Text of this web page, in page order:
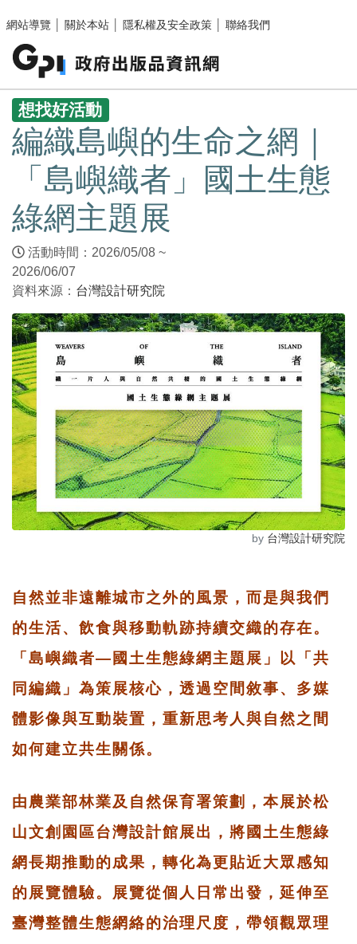
網站導覽
關於本站 隱私權及安全政策 聯絡我們
:::
想找好活動
編織島嶼的生命之網｜
「島嶼織者」國土生態
綠網主題展
活動時間：2026/05/08 ~
2026/06/07
資料來源： 台灣設計研究院
by 台灣設計研究院
自然並非遠離城市之外的風景，而是與我們
的生活、飲食與移動軌跡持續交織的存在。
「島嶼織者—國土生態綠網主題展」以「共
同編織」為策展核心，透過空間敘事、多媒
體影像與互動裝置，重新思考人與自然之間
如何建立共生關係。
由農業部林業及自然保育署策劃，本展於松
山文創園區台灣設計館展出，將國土生態綠
網長期推動的成果，轉化為更貼近大眾感知
的展覽體驗。展覽從個人日常出發，延伸至
臺灣整體生態網絡的治理尺度，帶領觀眾理